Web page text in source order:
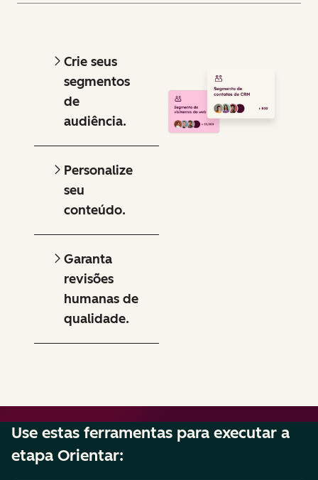
Crie seus
segmentos
de
audiência.
Personalize
seu
conteúdo.
Garanta
revisões
humanas de
qualidade.
Use estas ferramentas para executar a
etapa Orientar: